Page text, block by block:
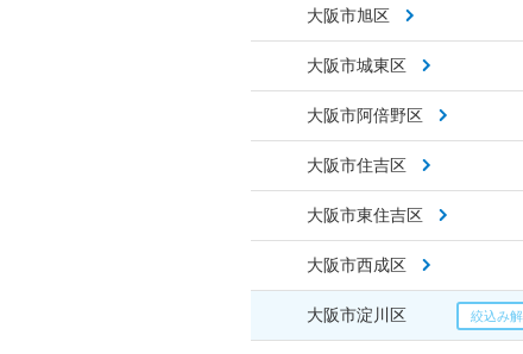
大阪市旭区
大阪市城東区
大阪市阿倍野区
大阪市住吉区
大阪市東住吉区
大阪市西成区
大阪市淀川区